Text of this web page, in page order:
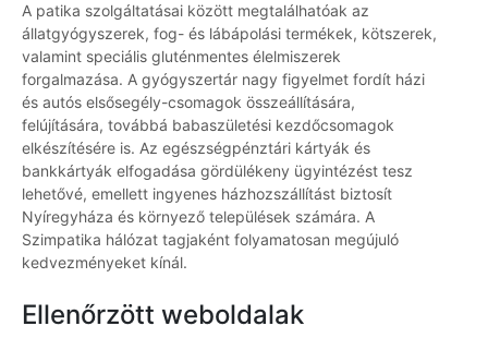
A patika szolgáltatásai között megtalálhatóak az
állatgyógyszerek, fog- és lábápolási termékek, kötszerek,
valamint speciális gluténmentes élelmiszerek
forgalmazása. A gyógyszertár nagy figyelmet fordít házi
és autós elsősegély-csomagok összeállítására,
felújítására, továbbá babaszületési kezdőcsomagok
elkészítésére is. Az egészségpénztári kártyák és
bankkártyák elfogadása gördülékeny ügyintézést tesz
lehetővé, emellett ingyenes házhozszállítást biztosít
Nyíregyháza és környező települések számára. A
Szimpatika hálózat tagjaként folyamatosan megújuló
kedvezményeket kínál.
Ellenőrzött weboldalak